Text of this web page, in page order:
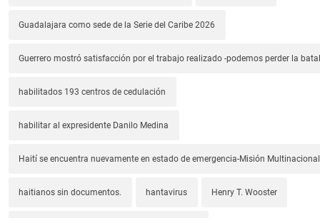
Guadalajara como sede de la Serie del Caribe 2026
Guerrero mostró satisfacción por el trabajo realizado -podemos perder la
habilitados 193 centros de cedulación
habilitar al expresidente Danilo Medina
Haití se encuentra nuevamente en estado de emergencia-Misión
haitianos sin documentos. hantavirus Henry T. Wooster